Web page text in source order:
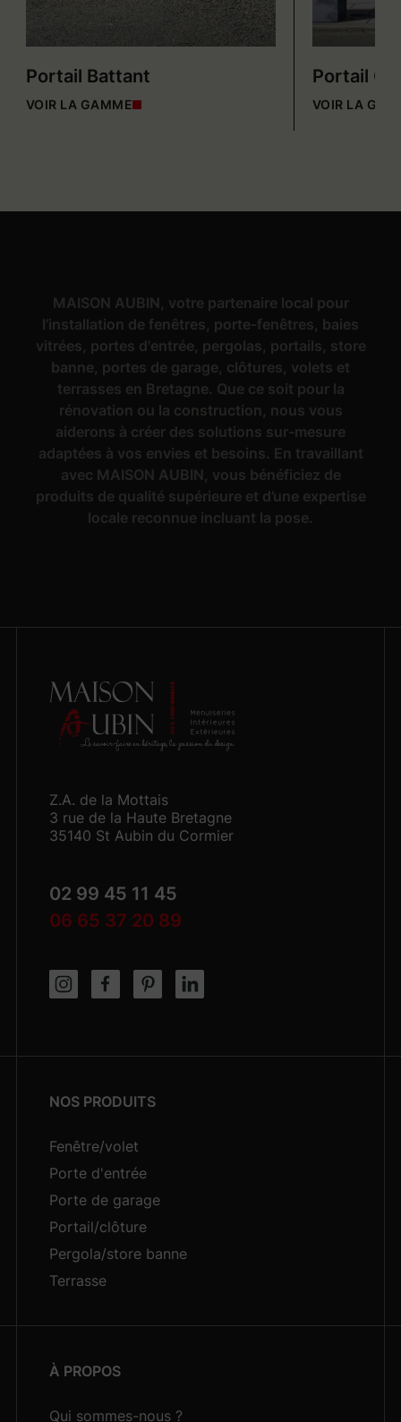
Portail Battant
VOIR LA GAMME
Portail
VOIR LA
MAISON AUBIN, votre partenaire local pour
l’installation de fenêtres, porte-fenêtres, baies
vitrées, portes d'entrée, pergolas, portails, store
banne, portes de garage, clôtures, volets et
terrasses en Bretagne. Que ce soit pour la
rénovation ou la construction, nous vous
aiderons à créer des solutions sur-mesure
adaptées à vos envies et besoins. En travaillant
avec MAISON AUBIN, vous bénéficiez de
produits de qualité supérieure et d’une expertise
locale reconnue incluant la pose.
Z.A. de la Mottais
3 rue de la Haute Bretagne
35140 St Aubin du Cormier
02 99 45 11 45
06 65 37 20 89
NOS PRODUITS
Fenêtre/volet
Porte d'entrée
Porte de garage
Portail/clôture
Pergola/store banne
Terrasse
À PROPOS
Qui sommes-nous ?